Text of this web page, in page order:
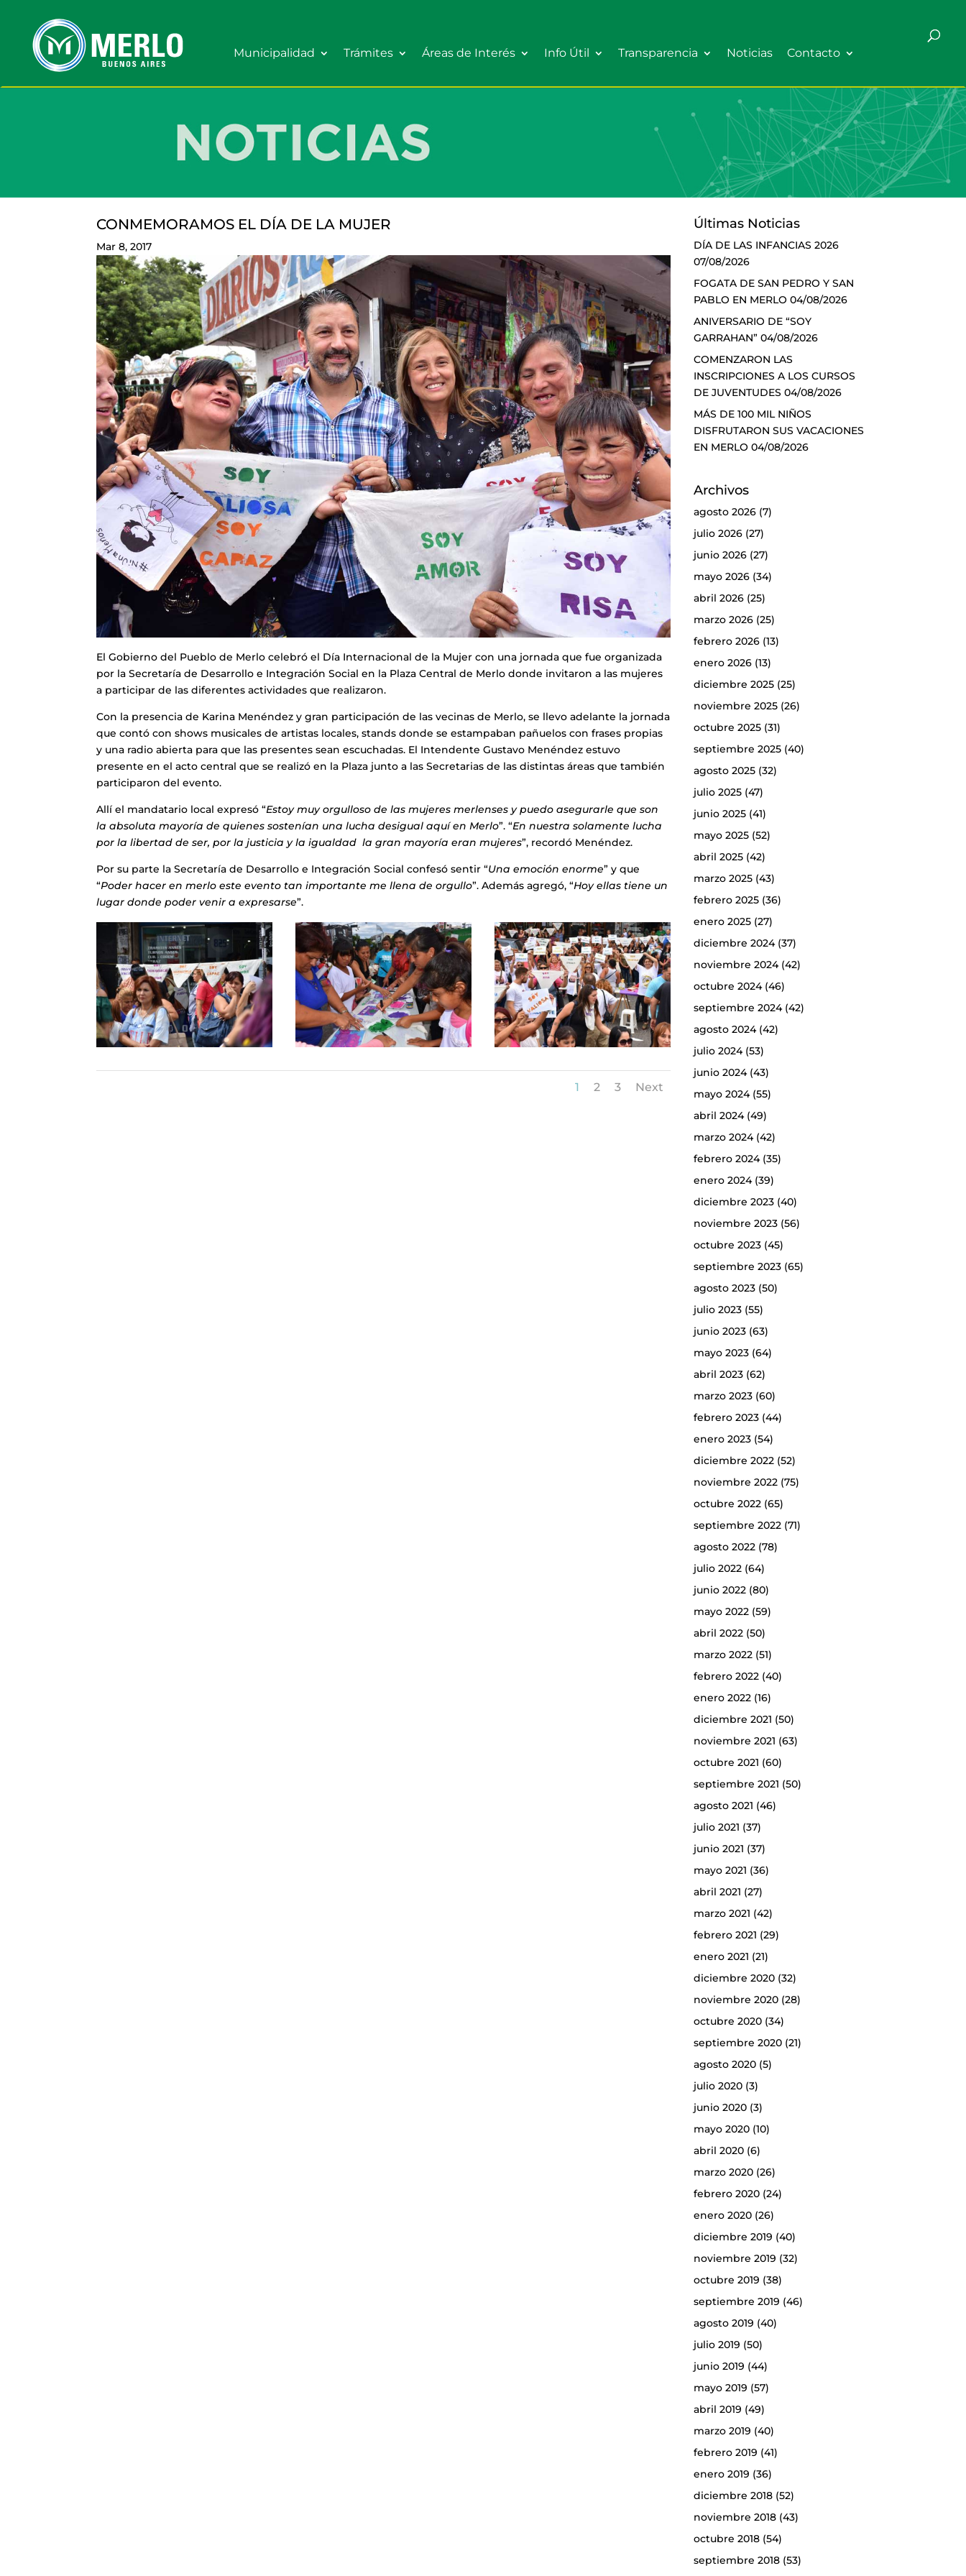
Municipalidad Trámites Áreas de Interés Info Útil Transparencia Noticias Contacto
CONMEMORAMOS EL DÍA DE LA MUJER
Mar 8, 2017
El Gobierno del Pueblo de Merlo celebró el Día Internacional de la Mujer con una jornada que fue organizada
por la Secretaría de Desarrollo e Integración Social en la Plaza Central de Merlo donde invitaron a las mujeres
a participar de las diferentes actividades que realizaron.
Con la presencia de Karina Menéndez y gran participación de las vecinas de Merlo, se llevo adelante la jornada
que contó con shows musicales de artistas locales, stands donde se estampaban pañuelos con frases propias
y una radio abierta para que las presentes sean escuchadas. El Intendente Gustavo Menéndez estuvo
presente en el acto central que se realizó en la Plaza junto a las Secretarias de las distintas áreas que también
participaron del evento.
Allí el mandatario local expresó “Estoy muy orgulloso de las mujeres merlenses y puedo asegurarle que son
la absoluta mayoría de quienes sostenían una lucha desigual aquí en Merlo”. “En nuestra solamente lucha
por la libertad de ser, por la justicia y la igualdad la gran mayoría eran mujeres”, recordó Menéndez.
Por su parte la Secretaría de Desarrollo e Integración Social confesó sentir “Una emoción enorme” y que
“Poder hacer en merlo este evento tan importante me llena de orgullo”. Además agregó, “Hoy ellas tiene un
lugar donde poder venir a expresarse”.
1 2 3 Next
Últimas Noticias
DÍA DE LAS INFANCIAS 2026
07/08/2026
FOGATA DE SAN PEDRO Y SAN
PABLO EN MERLO 04/08/2026
ANIVERSARIO DE “SOY
GARRAHAN” 04/08/2026
COMENZARON LAS
INSCRIPCIONES A LOS CURSOS
DE JUVENTUDES 04/08/2026
MÁS DE 100 MIL NIÑOS
DISFRUTARON SUS VACACIONES
EN MERLO 04/08/2026
Archivos
agosto 2026(7)
julio 2026(27)
junio 2026(27)
mayo 2026(34)
abril 2026(25)
marzo 2026(25)
febrero 2026(13)
enero 2026(13)
diciembre 2025(25)
noviembre 2025(26)
octubre 2025(31)
septiembre 2025(40)
agosto 2025(32)
julio 2025(47)
junio 2025(41)
mayo 2025(52)
abril 2025(42)
marzo 2025(43)
febrero 2025(36)
enero 2025(27)
diciembre 2024(37)
noviembre 2024(42)
octubre 2024(46)
septiembre 2024(42)
agosto 2024(42)
julio 2024(53)
junio 2024(43)
mayo 2024(55)
abril 2024(49)
marzo 2024(42)
febrero 2024(35)
enero 2024(39)
diciembre 2023(40)
noviembre 2023(56)
octubre 2023(45)
septiembre 2023(65)
agosto 2023(50)
julio 2023(55)
junio 2023(63)
mayo 2023(64)
abril 2023(62)
marzo 2023(60)
febrero 2023(44)
enero 2023(54)
diciembre 2022(52)
noviembre 2022(75)
octubre 2022(65)
septiembre 2022(71)
agosto 2022(78)
julio 2022(64)
junio 2022(80)
mayo 2022(59)
abril 2022(50)
marzo 2022(51)
febrero 2022(40)
enero 2022(16)
diciembre 2021 (50)
noviembre 2021 (63)
octubre 2021 (60)
septiembre 2021 (50)
agosto 2021 (46)
julio 2021 (37)
junio 2021 (37)
mayo 2021 (36)
abril 2021 (27)
marzo 2021 (42)
febrero 2021 (29)
enero 2021 (21)
diciembre 2020(32)
noviembre 2020(28)
octubre 2020(34)
septiembre 2020(21)
agosto 2020(5)
julio 2020(3)
junio 2020(3)
mayo 2020(10)
abril 2020(6)
marzo 2020(26)
febrero 2020(24)
enero 2020(26)
diciembre 2019 (40)
noviembre 2019 (32)
octubre 2019 (38)
septiembre 2019 (46)
agosto 2019 (40)
julio 2019 (50)
junio 2019 (44)
mayo 2019 (57)
abril 2019 (49)
marzo 2019 (40)
febrero 2019 (41)
enero 2019 (36)
diciembre 2018(52)
noviembre 2018(43)
octubre 2018(54)
septiembre 2018(53)